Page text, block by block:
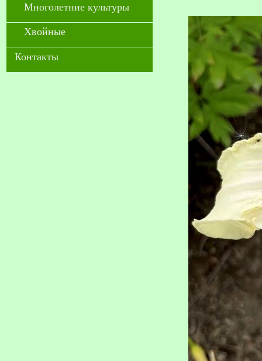
Многолетние культуры
Хвойные
Контакты